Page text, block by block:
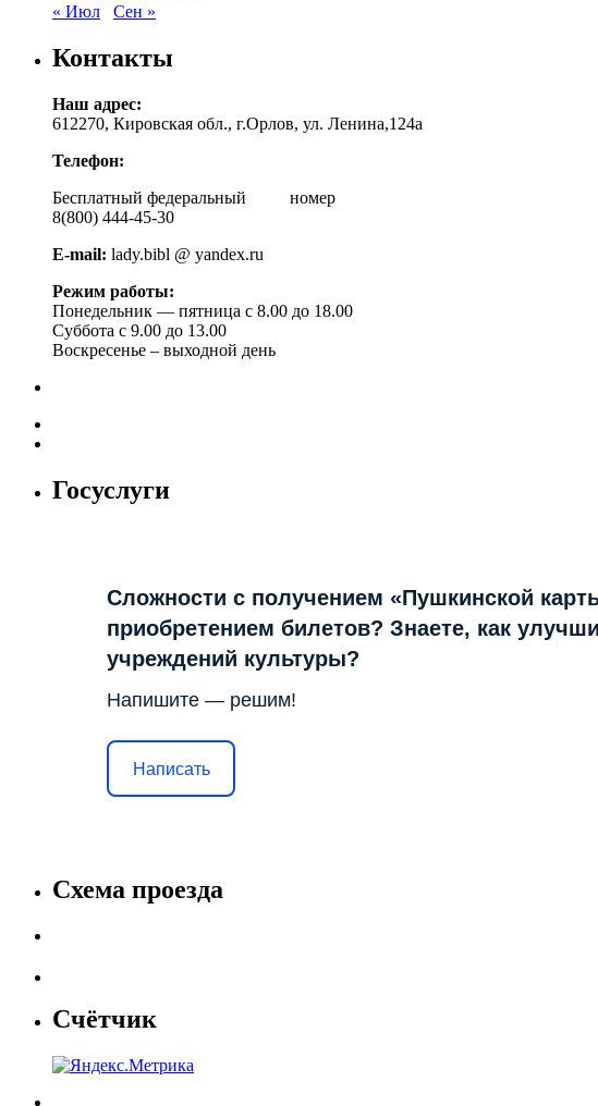
« Июл
Сен »
Контакты
Наш адрес:
612270, Кировская обл., г.Орлов, ул. Ленина,124а
Телефон:
Бесплатный федеральный номер
8(800) 444-45-30
E-mail: lady.bibl @ yandex.ru
Режим работы:
Понедельник — пятница с 8.00 до 18.00
Суббота с 9.00 до 13.00
Воскресенье – выходной день
Госуслуги
Сложности с получением «Пушкинской
приобретением билетов? Знаете, как
учреждений культуры?
Напишите — решим!
Написать
Схема проезда
Счётчик